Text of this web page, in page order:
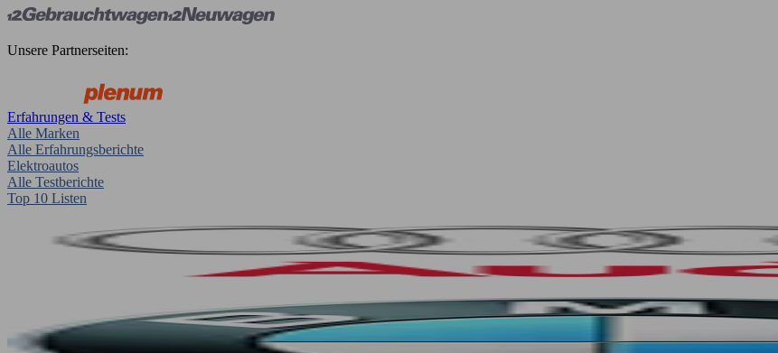
Unsere Partnerseiten:
Erfahrungen & Tests
Alle Marken
Alle Erfahrungsberichte
Elektroautos
Alle Testberichte
Top 10 Listen